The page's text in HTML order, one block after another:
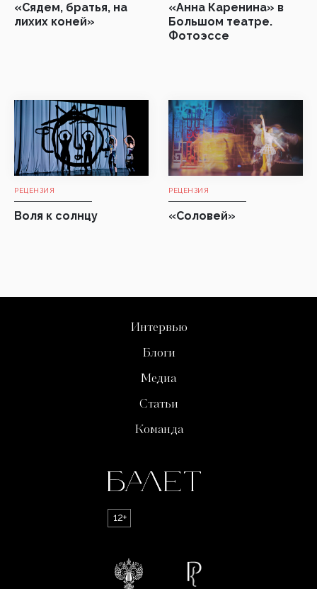
«Сядем, братья, на
лихих коней»
«Анна Каренина» в
Большом театре.
Фотоэссе
РЕЦЕНЗИЯ
Воля к солнцу
РЕЦЕНЗИЯ
«Соловей»
Интервью
Блоги
Медиа
Статьи
Команда
12+